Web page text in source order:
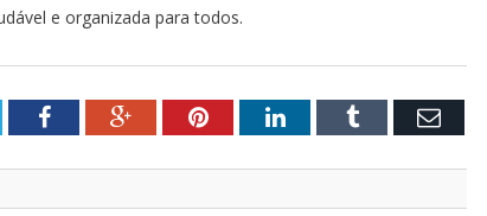
e organizada para todos.
FacebookGoogle+PinterestLinkedInTumblr Email